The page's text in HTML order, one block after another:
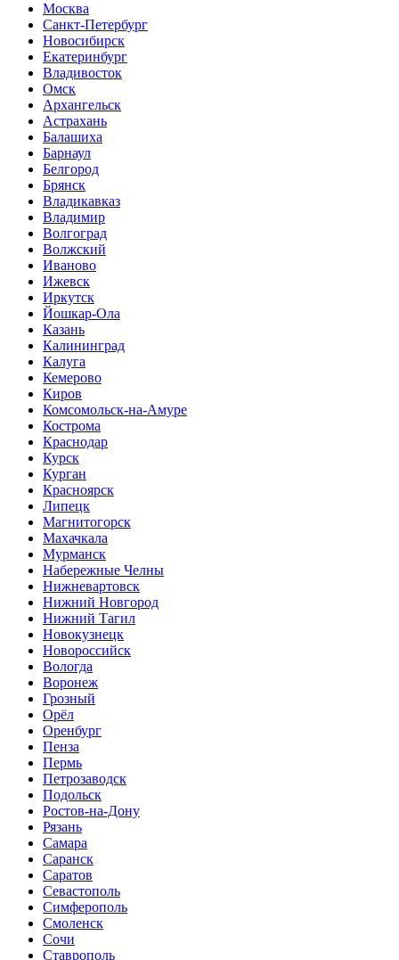
Москва
Санкт-Петербург
Новосибирск
Екатеринбург
Владивосток
Омск
Архангельск
Астрахань
Балашиха
Барнаул
Белгород
Брянск
Владикавказ
Владимир
Волгоград
Волжский
Иваново
Ижевск
Иркутск
Йошкар-Ола
Казань
Калининград
Калуга
Кемерово
Киров
Комсомольск-на-Амуре
Кострома
Краснодар
Курск
Курган
Красноярск
Липецк
Магнитогорск
Махачкала
Мурманск
Набережные Челны
Нижневартовск
Нижний Новгород
Нижний Тагил
Новокузнецк
Новороссийск
Вологда
Воронеж
Грозный
Орёл
Оренбург
Пенза
Пермь
Петрозаводск
Подольск
Ростов-на-Дону
Рязань
Самара
Саранск
Саратов
Севастополь
Симферополь
Смоленск
Сочи
Ставрополь